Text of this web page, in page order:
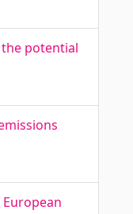
potential